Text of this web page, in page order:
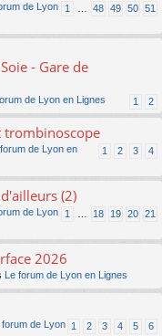
1 48 49 50 51
de Lyon
- Gare de
1 2
de Lyon en Lignes
trombinoscope
1 2 3 4
forum de Lyon en
(2)
1 18 19 20 21
de Lyon
2026
Le forum de Lyon en Lignes
1 2 3 4 5 6
forum de Lyon